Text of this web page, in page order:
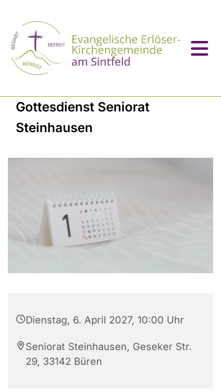
Gottesdienst Seniorat
Steinhausen
Dienstag, 6. April 2027, 10:00 Uhr
Seniorat Steinhausen, Geseker Str.
29, 33142 Büren